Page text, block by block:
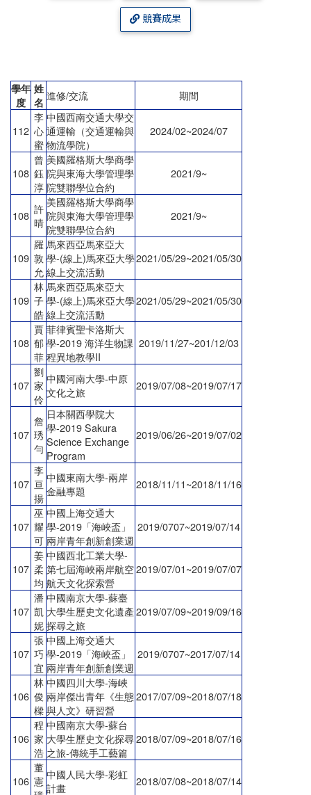
競賽成果
學年
度
姓
名 進修/交流 期間
112
李
心
蜜
中國西南交通大學交
通運輸（交通運輸與
物流學院）
2024/02~2024/07
108
曾
鈺
淳
美國羅格斯大學商學
院與東海大學管理學
院雙聯學位合約
2021/9~
108 許
晴
美國羅格斯大學商學
院與東海大學管理學
院雙聯學位合約
2021/9~
109
羅
敦
允
馬來西亞馬來亞大
學-(線上)馬來亞大學
線上交流活動
2021/05/29~2021/05/30
109
林
子
皓
馬來西亞馬來亞大
學-(線上)馬來亞大學
線上交流活動
2021/05/29~2021/05/30
108
賈
郁
菲
菲律賓聖卡洛斯大
學-2019 海洋生物課
程異地教學II
2019/11/27~201/12/03
107
劉
家
伶
中國河南大學-中原
文化之旅
2019/07/08~2019/07/17
107
詹
琇
勻
日本關西學院大
學-2019 Sakura
Science Exchange
Program
2019/06/26~2019/07/02
107
李
亘
揚
中國東南大學-兩岸
金融專題
2018/11/11~2018/11/16
107
巫
耀
可
中國上海交通大
學-2019「海峽盃」
兩岸青年創新創業週
2019/0707~2019/07/14
107
姜
柔
均
中國西北工業大學-
第七屆海峽兩岸航空
航天文化探索營
2019/07/01~2019/07/07
107
潘
凱
妮
中國南京大學-蘇臺
大學生歷史文化遺產
探尋之旅
2019/07/09~2019/09/16
107
張
巧
宜
中國上海交通大
學-2019「海峽盃」
兩岸青年創新創業週
2019/0707~2017/07/14
106
林
俊
樑
中國四川大學-海峽
兩岸傑出青年《生態
與人文》研習營
2017/07/09~2018/07/18
106
程
家
浩
中國南京大學-蘇台
大學生歷史文化探尋
之旅-傳統手工藝篇
2018/07/09~2018/07/16
106
董
憲 中國人民大學-彩虹
計畫
2018/07/08~2018/07/14